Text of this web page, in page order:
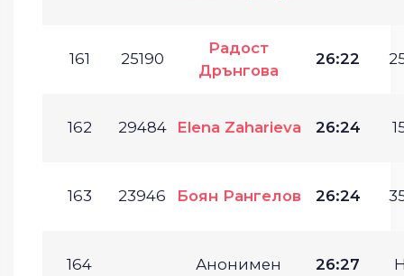
161 25190
Радост
Дрънгова
26:22
162 29484 Elena Zaharieva 26:24
163 23946 Боян Рангелов 26:24
164 Анонимен 26:27